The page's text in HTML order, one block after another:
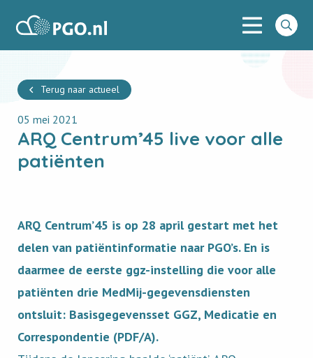
Menu
Go
to
Terug naar actueel
05 mei 2021
ARQ Centrum’45 live voor alle
patiënten
ARQ Centrum’45 is op 28 april gestart met het
delen van patiëntinformatie naar PGO’s. En is
daarmee de eerste ggz-instelling die voor alle
patiënten drie MedMij-gegevensdiensten
ontsluit: Basisgegevensset GGZ, Medicatie en
Correspondentie (PDF/A).